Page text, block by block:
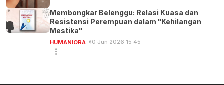
Membongkar Belenggu: Relasi Kuasa dan
Resistensi Perempuan dalam "Kehilangan
Mestika"
HUMANIORA 10 Jun 2026 15:45